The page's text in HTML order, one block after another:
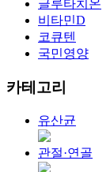
글루타치온
비타민D
코큐텐
국민영양
카테고리
유산균
관절·연골